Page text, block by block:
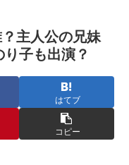
主人公の兄妹
子も出演？
はてブ
コピー